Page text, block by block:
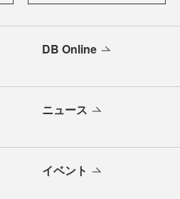
DB Online
ニュース
イベント